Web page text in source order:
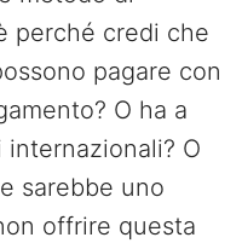
perché credi che
pagare con
O ha a
O
sarebbe uno
offrire questa